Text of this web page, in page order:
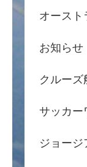
オースト
お知らせ
クルーズ
サッカー
ジョー